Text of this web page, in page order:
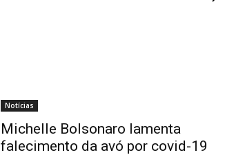
Notícias
Michelle Bolsonaro lamenta
falecimento da avó por covid-19